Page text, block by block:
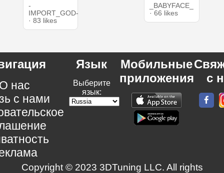
-
IMPORT_GOD-
· 83 likes
_BABYFACE_
· 66 likes
нас
с нами
Язык
Выберите
язык:
Мобильные
приложения
с
Copyright © 2023 3DTuning LLC. All rights